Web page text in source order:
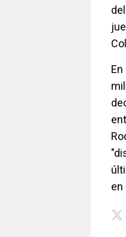
en